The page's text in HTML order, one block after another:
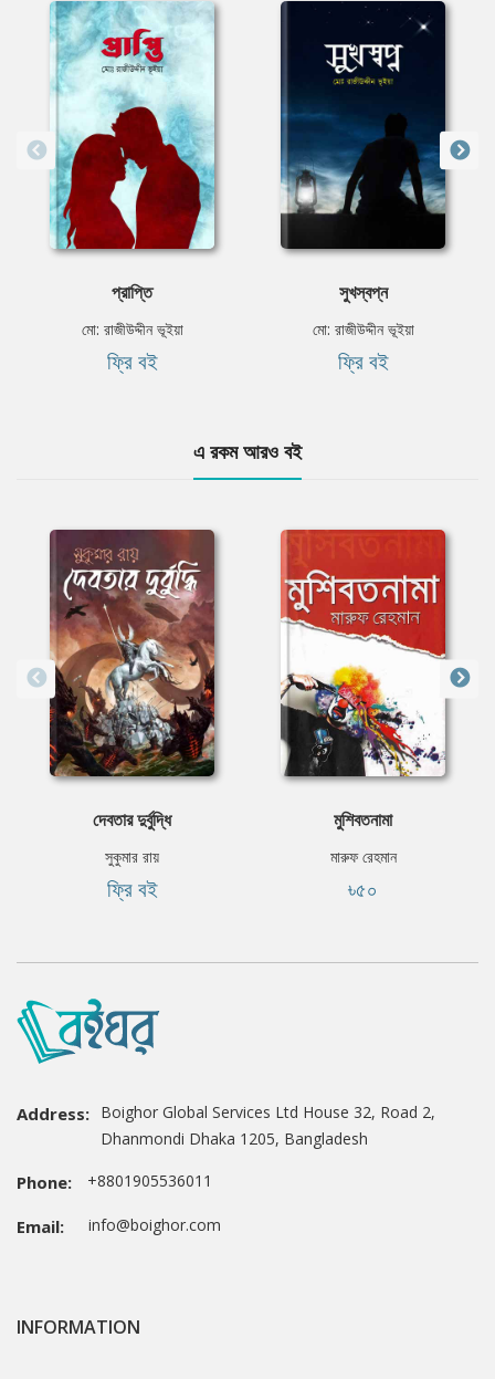
প্রাপ্তি
মো: রাজীউদ্দীন ভূইয়া
ফ্রি বই
সুখস্বপ্ন
মো: রাজীউদ্দীন ভূইয়া
ফ্রি বই
এ রকম আরও বই
দেবতার দুর্বুদ্ধি
সুকুমার রায়
ফ্রি বই
মুশিবতনামা
মারুফ রেহমান
৳৫০
Address: Boighor Global Services Ltd House 32, Road 2,
Dhanmondi Dhaka 1205, Bangladesh
Phone: +8801905536011
Email: info@boighor.com
INFORMATION